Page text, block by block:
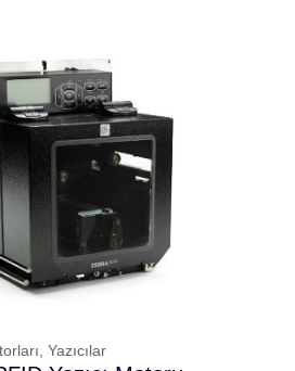
Yazıcılar